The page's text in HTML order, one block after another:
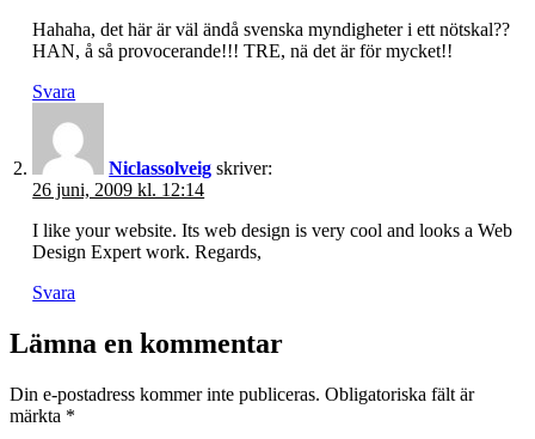
Hahaha, det här är väl ändå svenska myndigheter i ett nötskal??
HAN, å så provocerande!!! TRE, nä det är för mycket!!
Svara
Niclassolveig skriver:
26 juni, 2009 kl. 12:14
I like your website. Its web design is very cool and looks a Web
Design Expert work. Regards,
Svara
Lämna en kommentar
Din e-postadress kommer inte publiceras. Obligatoriska fält är
märkta *